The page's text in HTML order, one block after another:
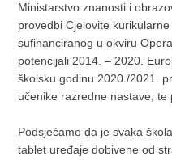
Ministarstvo znanosti i
provedbi Cjelovite
sufinanciranog u okviru
potencijali 2014. – 2020.
školsku godinu 2020./2021.
učenike razredne nastave, te
Podsjećamo da je svaka
tablet uređaje dobivene od